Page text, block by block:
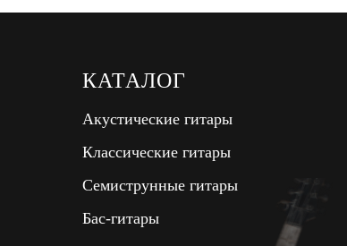
КАТАЛОГ
Акустические гитары
Классические гитары
Семиструнные гитары
Бас-гитары